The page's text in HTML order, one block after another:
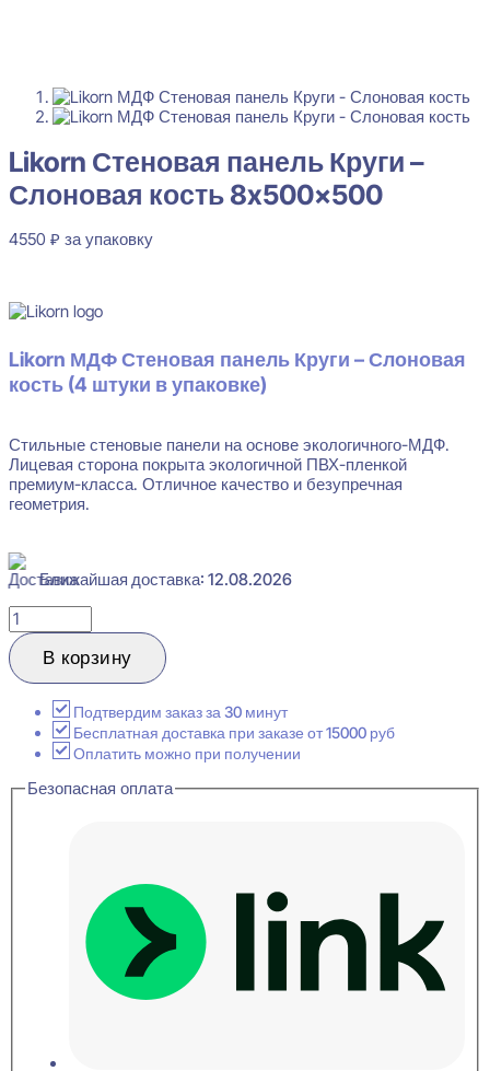
Likorn Стеновая панель Круги –
Слоновая кость 8x500x500
4550 ₽ за упаковку
Likorn МДФ Стеновая панель Круги – Слоновая
кость (4 штуки в упаковке)
Стильные стеновые панели на основе экологичного-МДФ.
Лицевая сторона покрыта экологичной ПВХ-пленкой
премиум-класса. Отличное качество и безупречная
геометрия.
Ближайшая доставка: 12.08.2026
Количество
товара
Likorn
Стеновая
Круги
Слоновая
8x500x500
В корзину
Подтвердим заказ за 30 минут
Бесплатная доставка при заказе от 15000 руб
Оплатить можно при получении
Безопасная оплата